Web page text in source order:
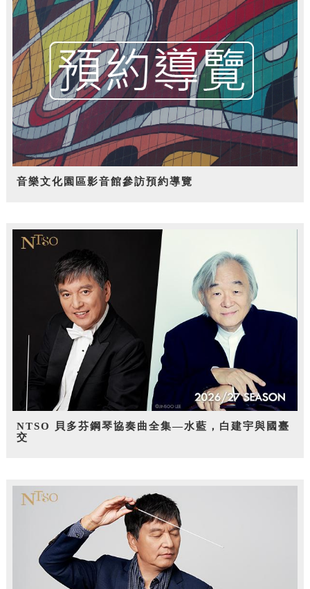
音樂文化園區影音館參訪預約導覽
NTSO 貝多芬鋼琴協奏曲全集—水藍，白建宇與國臺
交